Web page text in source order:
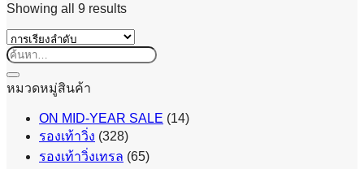
Showing all 9 results
ค้นหา:
หมวดหมู่สินค้า
ON MID-YEAR SALE (14)
รองเท้าวิ่ง (328)
รองเท้าวิ่งเทรล (65)